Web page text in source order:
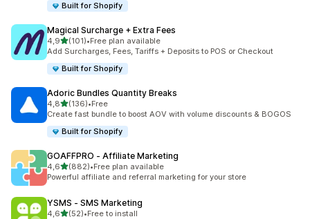
Built for Shopify
Magical Surcharge + Extra Fees
4,9av 5 stjerner
(101)
Totalt 101 omtaler
•Free plan available
Add Surcharges, Fees, Tariffs + Deposits to POS or Checkout
Built for Shopify
Adoric Bundles Quantity Breaks
4,8av 5 stjerner
(136)
Totalt 136 omtaler
•Free
Create fast bundle to boost AOV with volume discounts & BOGOS
Built for Shopify
GOAFFPRO ‑ Affiliate Marketing
4,6av 5 stjerner
(882)
Totalt 882 omtaler
•Free plan available
Powerful affiliate and referral marketing for your store
YSMS ‑ SMS Marketing
4,6av 5 stjerner
(52)•Free to install